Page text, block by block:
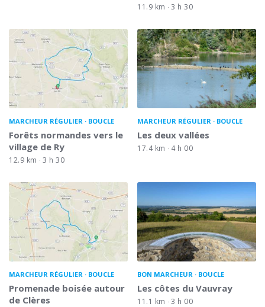
11.9 km 3 h 30
MARCHEUR RÉGULIER BOUCLE
Forêts normandes vers le
village de Ry
12.9 km 3 h 30
MARCHEUR RÉGULIER BOUCLE
Les deux vallées
17.4 km 4 h 00
MARCHEUR RÉGULIER BOUCLE
Promenade boisée autour
de Clères
BON MARCHEUR BOUCLE
Les côtes du Vauvray
11.1 km 3 h 00